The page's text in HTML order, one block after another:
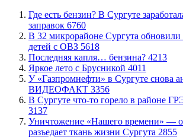
​Где есть бензин? В Сургуте
заправок 6760
В 32 микрорайоне Сургута
детей с ОВЗ 5618
​Последняя капля… бензина? 4213
Яркое лето с Брусникой 4011
У «Газпромнефти» в Сургуте снова
ВИДЕОФАКТ 3356
​В Сургуте что-то горело в
3137
​Уничтожение «Нашего времени» —
разъедает ткань жизни Сургута 2855